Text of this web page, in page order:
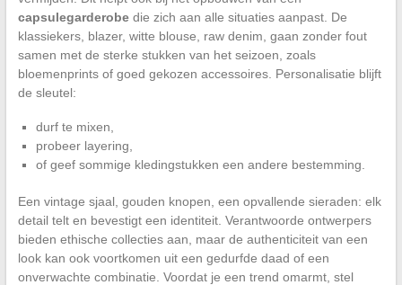
capsulegarderobedie zich aan alle situaties aanpast. De
klassiekers, blazer, witte blouse, raw denim, gaan zonder fout
samen met de sterke stukken van het seizoen, zoals
bloemenprints of goed gekozen accessoires. Personalisatie blijft
de sleutel:
durf te mixen,
probeer layering,
of geef sommige kledingstukken een andere bestemming.
Een vintage sjaal, gouden knopen, een opvallende sieraden: elk
detail telt en bevestigt een identiteit. Verantwoorde ontwerpers
bieden ethische collecties aan, maar de authenticiteit van een
look kan ook voortkomen uit een gedurfde daad of een
onverwachte combinatie. Voordat je een trend omarmt, stel